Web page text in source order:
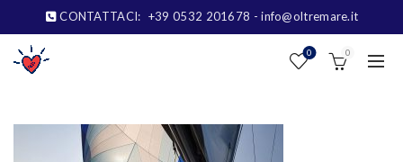
CONTATTACI: +39 0532 201678 - info@oltremare.it
0 0